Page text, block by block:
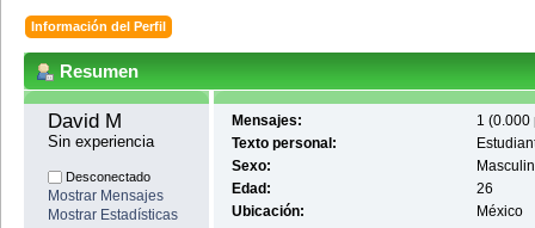
Información del Perfil
Resumen
David M
Sin experiencia
Desconectado
Mostrar Mensajes
Mostrar Estadísticas
Mensajes:
1 (0.000
Texto personal:
Sexo:
Edad:
26
Ubicación:
México